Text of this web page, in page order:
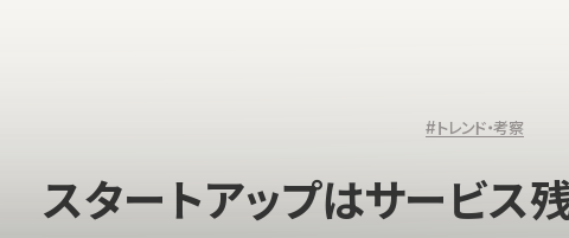
#トレンド・考察
スタートアップはサービス